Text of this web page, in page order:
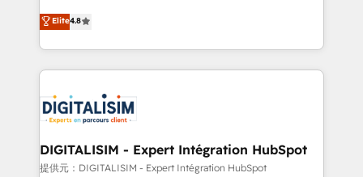
CRM, Solutions Architecture, Onboarding , Data
Migration, Custom Integration & Platform
team of 25+ experts Contact us today to help you
get more from your investment in HubSpot.
HubSpot CRM Partner offering you a roadmap on
maximizing EBITDA and achieving Commercial
Excellence. With our targeted processes, we
strengthen your digital transformation and minimize
Implementation partner, we provide expertise to
drive your business forward. Since 2015 we are fully
dedicated to HubSpot and with an experienced
team (50+), we work with reputable companies in
Elite4.8
DIGITALISIM - Expert Intégration HubSpot
提供元：DIGITALISIM - Expert Intégration HubSpot